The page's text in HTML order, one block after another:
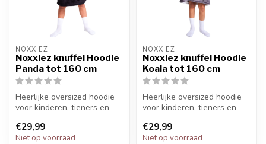
NOXXIEZ
Noxxiez knuffel Hoodie
Panda tot 160 cm
Heerlijke oversized hoodie
voor kinderen, tieners en
€29,99
Niet op voorraad
NOXXIEZ
Noxxiez knuffel Hoodie
Koala tot 160 cm
Heerlijke oversized hoodie
voor kinderen, tieners en
€29,99
Niet op voorraad